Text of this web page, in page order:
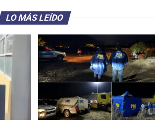
LO MÁS LEÍDO